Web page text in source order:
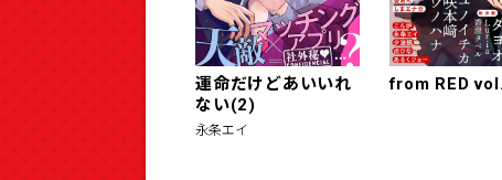
運命だけどあいいれ
ない(2)
永条エイ
from RED